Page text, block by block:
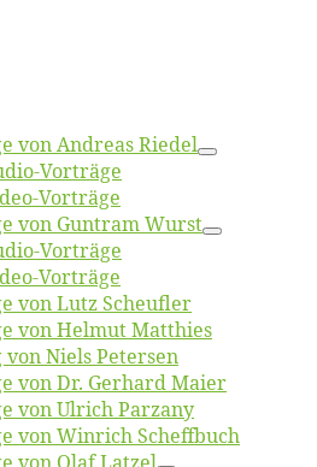
von An­dre­as Riedel
Vor­trä­ge
Vor­trä­ge
von Gun­tram Wurst
Vor­trä­ge
Vor­trä­ge
von Lutz Scheufler
von Hel­mut Matthies
Niels Petersen
von Dr. Ger­hard Maier
von Ul­rich Parzany
von Win­rich Scheffbuch